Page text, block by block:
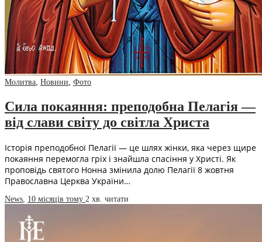
Молитва, Новини, Фото
Сила покаяння: преподобна Пелагія —
від слави світу до світла Христа
Історія преподобної Пелагії — це шлях жінки, яка через щире
покаяння перемогла гріх і знайшла спасіння у Христі. Як
проповідь святого Нонна змінила долю Пелагії 8 жовтня
Православна Церква України…
News, 10 місяців тому 2 хв. читати